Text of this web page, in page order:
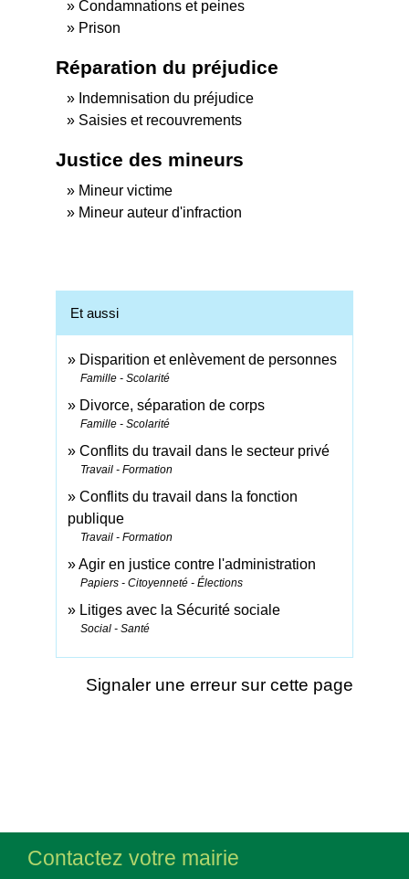
Condamnations et peines
Prison
Réparation du préjudice
Indemnisation du préjudice
Saisies et recouvrements
Justice des mineurs
Mineur victime
Mineur auteur d'infraction
Et aussi
Disparition et enlèvement de personnes
Famille - Scolarité
Divorce, séparation de corps
Famille - Scolarité
Conflits du travail dans le secteur privé
Travail - Formation
Conflits du travail dans la fonction
publique
Travail - Formation
Agir en justice contre l'administration
Papiers - Citoyenneté - Élections
Litiges avec la Sécurité sociale
Social - Santé
Signaler une erreur sur cette page
Contactez votre mairie